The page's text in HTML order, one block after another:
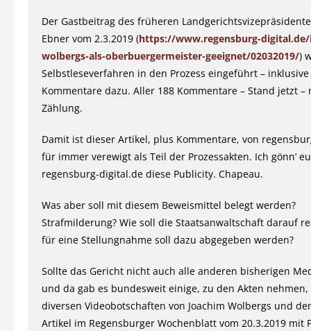
Der Gastbeitrag des früheren
Ebner vom 2.3.2019 (https://www.regensburg-
wolbergs-als-oberbuergermeister-geeignet/02032019/)
Selbstleseverfahren in den Prozess eingeführt –
Kommentare dazu. Aller 188 Kommentare – Stand jetzt –
Zählung.
Damit ist dieser Artikel, plus Kommentare, von
für immer verewigt als Teil der Prozessakten. Ich gönn’
regensburg-digital.de diese Publicity. Chapeau.
Was aber soll mit diesem Beweismittel belegt werden?
Strafmilderung? Wie soll die Staatsanwaltschaft darauf
für eine Stellungnahme soll dazu abgegeben werden?
Sollte das Gericht nicht auch alle anderen bisherigen
und da gab es bundesweit einige, zu den Akten
diversen Videobotschaften von Joachim Wolbergs und
Artikel im Regensburger Wochenblatt vom 20.3.2019 mit